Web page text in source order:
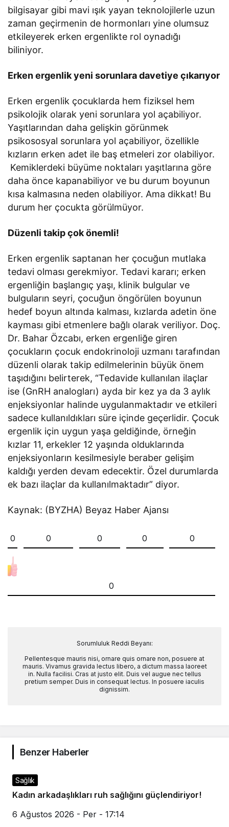
bilgisayar gibi mavi ışık yayan teknolojilerle uzun
zaman geçirmenin de hormonları yine olumsuz
etkileyerek erken ergenlikte rol oynadığı
biliniyor.
Erken ergenlik yeni sorunlara davetiye çıkarıyor
Erken ergenlik çocuklarda hem fiziksel hem
psikolojik olarak yeni sorunlara yol açabiliyor.
Yaşıtlarından daha gelişkin görünmek
psikososyal sorunlara yol açabiliyor, özellikle
kızların erken adet ile baş etmeleri zor olabiliyor.
Kemiklerdeki büyüme noktaları yaşıtlarına göre
daha önce kapanabiliyor ve bu durum boyunun
kısa kalmasına neden olabiliyor. Ama dikkat! Bu
durum her çocukta görülmüyor.
Düzenli takip çok önemli!
Erken ergenlik saptanan her çocuğun mutlaka
tedavi olması gerekmiyor. Tedavi kararı; erken
ergenliğin başlangıç yaşı, klinik bulgular ve
bulguların seyri, çocuğun öngörülen boyunun
hedef boyun altında kalması, kızlarda adetin öne
kayması gibi etmenlere bağlı olarak veriliyor. Doç.
Dr. Bahar Özcabı, erken ergenliğe giren
çocukların çocuk endokrinoloji uzmanı tarafından
düzenli olarak takip edilmelerinin büyük önem
taşıdığını belirterek, “Tedavide kullanılan ilaçlar
ise (GnRH analogları) ayda bir kez ya da 3 aylık
enjeksiyonlar halinde uygulanmaktadır ve etkileri
sadece kullanıldıkları süre içinde geçerlidir. Çocuk
ergenlik için uygun yaşa geldiğinde, örneğin
kızlar 11, erkekler 12 yaşında olduklarında
enjeksiyonların kesilmesiyle beraber gelişim
kaldığı yerden devam edecektir. Özel durumlarda
ek bazı ilaçlar da kullanılmaktadır” diyor.
Kaynak: (BYZHA) Beyaz Haber Ajansı
0 0 0 0 0
0
Sorumluluk Reddi Beyanı:
Pellentesque mauris nisi, ornare quis ornare non, posuere at
mauris. Vivamus gravida lectus libero, a dictum massa laoreet
in. Nulla facilisi. Cras at justo elit. Duis vel augue nec tellus
pretium semper. Duis in consequat lectus. In posuere iaculis
dignissim.
Benzer Haberler
Sağlık
Kadın arkadaşlıkları ruh sağlığını güçlendiriyor!
6 Ağustos 2026 - Per - 17:14